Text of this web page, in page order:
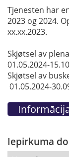
Tjenesten har
2023 og 2024.
xx.xx.2023.
Skjøtsel av
01.05.2024-
Skjøtsel av
01.05.2024-
Iepirkuma